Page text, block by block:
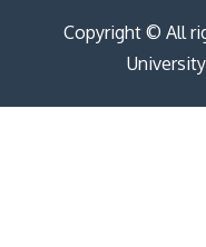
Copyright © All